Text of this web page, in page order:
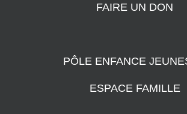
FAIRE UN DON
PÔLE ENFANCE
ESPACE FAMILLE